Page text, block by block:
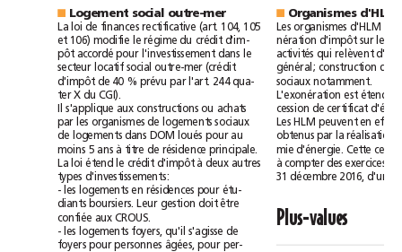
■ Logement social outre-mer
La loi de finances rectificative (art. 104,
105
et
106) modifie le régime du crédit
d'im-
pôt
accordé pour l'investissement dans le
secteur
locatif outre-mer
(crédit
d'impôt
de 40 % prévu par l'art. 244
qua-
ter X du CGI).
s'applique aux constructions ou
achats
par
les organismes de logements
sociaux
de
logements dans DOM loués pour
au
moins 5 ans à titre de résidence
principale.
La
loi étend le crédit d'impôt à deux
autres
types
d'investissements:
-
les logements en résidences pour
étu-
diants
boursiers. Leur gestion doit
être
confiée
aux
CROUS.
-
les logements foyers, s'agisse
de
foyers
pour personnes âgées, pour
per-
■ Organismes
Les organismes
d'HLM
nération
d'impôt sur
activités
qui relèvent
général;
construction
sociaux
notamment.
L'exonération
est
cession
de
certificat
Les
HLM peuvent en
obtenus
par la
mie
d'énergie. Cette
à compter des exercices
31décembre
2016,
Plus-values